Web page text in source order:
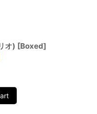
オ) [Boxed]